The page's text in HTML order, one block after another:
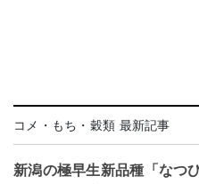
コメ・もち・穀類 最新記事
新潟の極早生新品種「なつ